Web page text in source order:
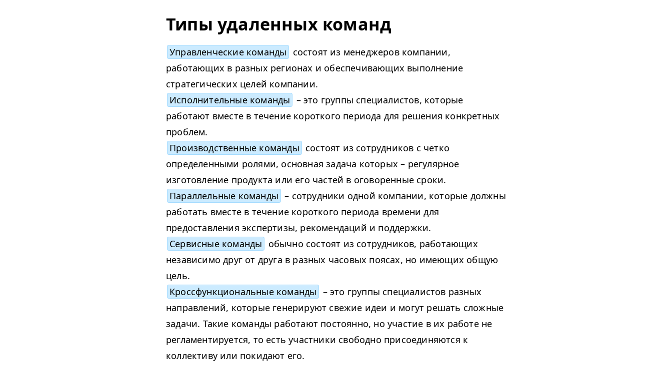
Типы удаленных команд
Управленческие команды
состоят из менеджеров компании,
работающих в разных регионах и обеспечивающих выполнение
стратегических целей компании.
Исполнительные команды – это группы специалистов, которые
работают вместе в течение короткого периода для решения конкретных
проблем.
Производственные команды состоят из сотрудников с четко
определенными ролями, основная задача которых – регулярное
изготовление продукта или его частей в оговоренные сроки.
Параллельные команды – сотрудники одной компании, которые должны
работать вместе в течение короткого периода времени для
предоставления экспертизы, рекомендаций и поддержки.
Сервисные команды
обычно состоят из сотрудников, работающих
независимо друг от друга в разных часовых поясах, но имеющих общую
цель.
Кроссфункциональные команды – это группы специалистов разных
направлений, которые генерируют свежие идеи и могут решать сложные
задачи. Такие команды работают постоянно, но участие в их работе не
регламентируется, то есть участники свободно присоединяются к
коллективу или покидают его.